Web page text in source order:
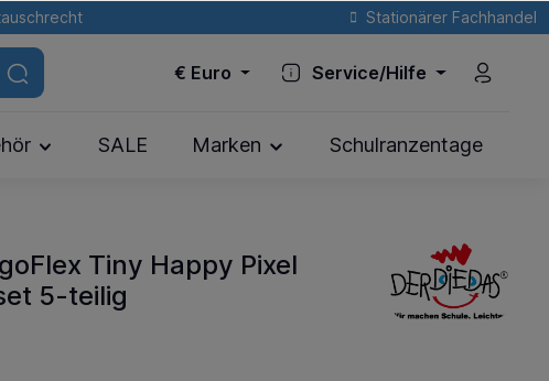
Stationärer Fachhandel
€ Euro Service/Hilfe
SALE Marken Schulranzentage
Tiny Happy Pixel
5-teilig